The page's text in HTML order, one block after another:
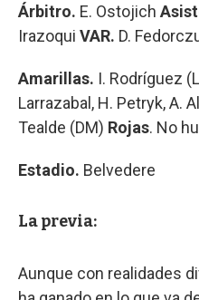
Árbitro. E. Ostojich
Irazoqui VAR. D.
Amarillas. I. Rodríguez
Larrazabal, H. Petryk, A.
Tealde (DM) Rojas. No
Estadio. Belvedere
La previa:
Aunque con realidades